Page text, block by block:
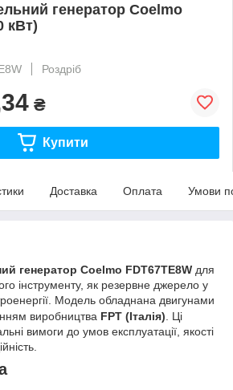
генератор Coelmo
кВт)
Роздріб
₴
Купити
Доставка Оплата Умови
генератор Coelmo FDT67TE8W для
інструменту, як резервне джерело у
Модель обладнана двигунами
виробництва FPT (Італія) . Ці
вимоги до умов експлуатації, якості